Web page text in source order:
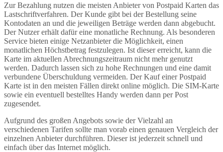
Zur Bezahlung nutzen die meisten Anbieter von Postpaid Karten das
Lastschriftverfahren. Der Kunde gibt bei der Bestellung seine
Kontodaten an und die jeweiligen Beträge werden dann abgebucht.
Der Nutzer erhält dafür eine monatliche Rechnung. Als besonderen
Service bieten einige Netzanbieter die Möglichkeit, einen
monatlichen Höchstbetrag festzulegen. Ist dieser erreicht, kann die
Karte im aktuellen Abrechnungszeitraum nicht mehr genutzt
werden. Dadurch lassen sich zu hohe Rechnungen und eine damit
verbundene Überschuldung vermeiden. Der Kauf einer Postpaid
Karte ist in den meisten Fällen direkt online möglich. Die SIM-Karte
sowie ein eventuell bestelltes Handy werden dann per Post
zugesendet.
Aufgrund des großen Angebots sowie der Vielzahl an
verschiedenen Tarifen sollte man vorab einen genauen Vergleich der
einzelnen Anbieter durchführen. Dieser ist jederzeit schnell und
einfach über das Internet möglich.